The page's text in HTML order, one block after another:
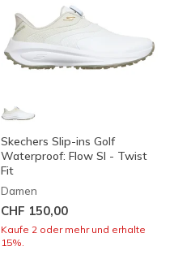
Skechers Slip-ins Golf
Waterproof: Flow SI - Twist
Fit
Damen
CHF 150,00
Kaufe 2 oder mehr und erhalte
15%.